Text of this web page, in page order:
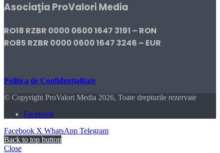
Asociaţia ProValori Media
RO18 RZBR 0000 0600 1647 3191 – RON
RO85 RZBR 0000 0600 1647 3246 – EUR
Politica de Confidențialitate
© Copyright ProValori Media 2026, Toate drepturile rezervate
Facebook
Facebook X WhatsApp Telegram
Back to top button
Close